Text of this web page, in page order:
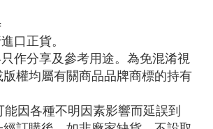
口正貨。
作分享及參考用途。為免混淆視
權均屬有關商品品牌商標的持有
因各種不明因素影響而延誤到